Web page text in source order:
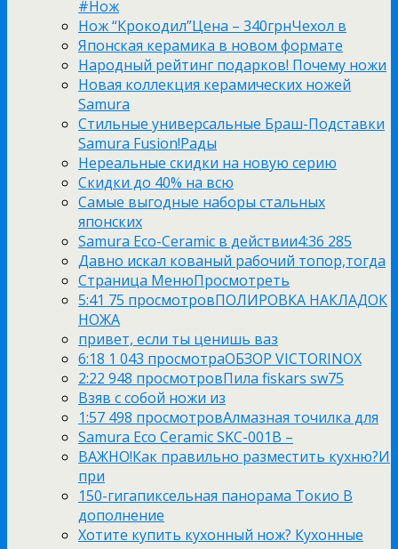
#Нож
Нож “Крокодил”Цена – 340грнЧехол в
Японская керамика в новом формате
Народный рейтинг подарков! Почему ножи
Новая коллекция керамических ножей
Samura
Стильные универсальные Браш-Подставки
Samura Fusion!Рады
Нереальные скидки на новую серию
Скидки до 40% на всю
Самые выгодные наборы стальных
японских
Samura Eco-Ceramic в действии4:36 285
Давно искал кованый рабочий топор,тогда
Страница МенюПросмотреть
5:41 75 просмотровПОЛИРОВКА НАКЛАДОК
НОЖА
привет, если ты ценишь ваз
6:18 1 043 просмотраОБЗОР VICTORINOX
2:22 948 просмотровПила fiskars sw75
Взяв с собой ножи из
1:57 498 просмотровАлмазная точилка для
Samura Eco Ceramic SKC-001B –
ВАЖНО!Как правильно разместить кухню?И
при
150-гигапиксельная панорама Токио В
дополнение
Хотите купить кухонный нож? Кухонные